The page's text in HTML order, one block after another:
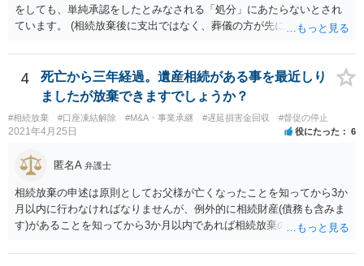
をしても、単純承認をしたとみなされる「処分」にあたらないとされ
ています。 (相続放棄後に支出ではなく、葬儀の方が先に来るのが通常
述の手続ということだと思いますが) ただ、葬儀費用ならいくらでもよ
いということではなく、身分相応の、社会的儀式として当然認められ
る程度の金額に留まると考えた方がよいです。 もし、相続人の皆さん
に葬儀費用を支出する経済力がなく、質素な葬儀を行った費用であれ
ば相続財産から支出しても単純承認と認められない可能性が高いの
で、相続放棄申述が受理される可能性も高いと思います。
4
死亡から三年経過。遺産相続がある事を最近しり
ましたが放棄できますでしょうか？
#相続放棄 #口座凍結解除 #M&A・事業承継 #遅延損害金回収 #督促の停止
2021年4月25日 役にたった 6
匿名A 弁護士
相続放棄の申述は原則としてお父様が亡くなったことを知ってから3か
月以内に行わなければなりませんが、例外的に相続財産(債務も含みま
す)があることを知ってから3か月以内であれば相続放棄の申述が認め
したら、早急に家裁に行って相続放棄の申述をしたい旨告げて必要な